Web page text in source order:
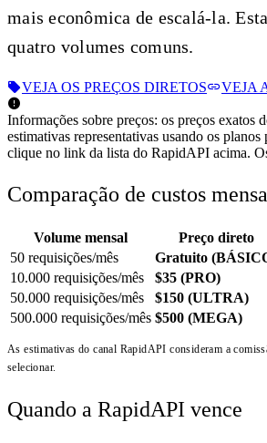
mais econômica de escalá-la.
quatro volumes comuns.
VEJA OS PREÇOS DIRETOS VEJA
Informações sobre preços: os preços exatos
estimativas representativas usando os
clique no link da lista do RapidAPI acima.
Comparação de custos
Volume mensal Preço direto
50 requisições/mês
Gratuito
10.000 requisições/mês
$35 (PRO)
50.000 requisições/mês
$150 (ULTRA)
500.000 requisições/mês $500 (MEGA)
As estimativas do canal RapidAPI consideram a
selecionar.
Quando a RapidAPI vence